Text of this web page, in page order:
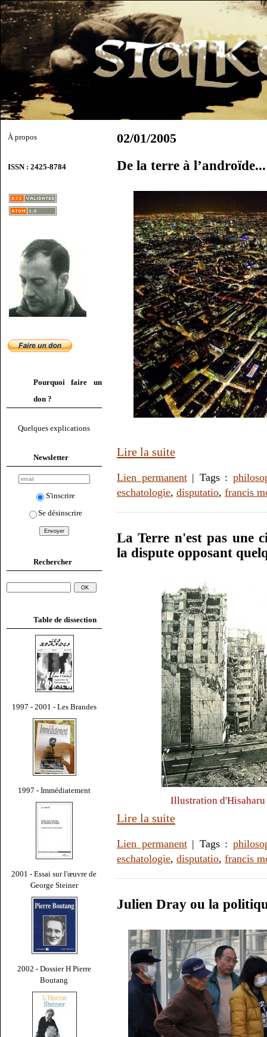
À propos
ISSN : 2425-8784
Pourquoi faire un
don ?
Quelques explications
Newsletter
S'inscrire
Se désinscrire
Rechercher
Table de dissection
1997 - 2001 - Les Brandes
1997 - Immédiatement
2001 - Essai sur l'œuvre de
George Steiner
2002 - Dossier H Pierre
Boutang
02/01/2005
De la terre à
Lire la suite
Lien permanent| Tags :
eschatologie, disputatio, francis
La Terre n'est pas une
la dispute opposant
Illustration
Lire la suite
Lien permanent| Tags :
eschatologie, disputatio, francis
Julien Dray ou la